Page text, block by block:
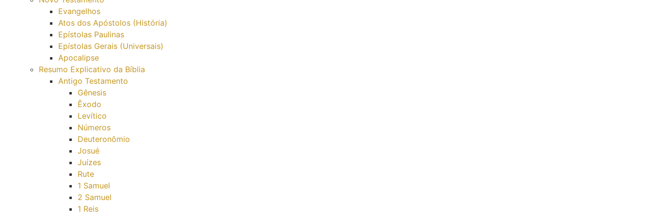
Evangelhos
Atos dos Apóstolos (História)
Epístolas Paulinas
Epístolas Gerais (Universais)
Apocalipse
Resumo Explicativo da Bíblia
Antigo Testamento
Gênesis
Êxodo
Levítico
Números
Deuteronômio
Josué
Juízes
Rute
1 Samuel
2 Samuel
1 Reis